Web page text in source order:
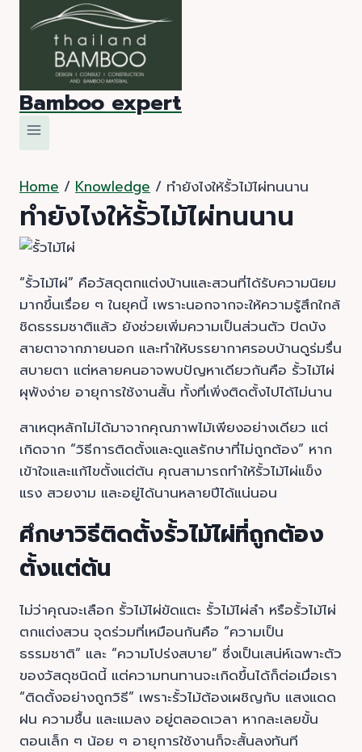
Bamboo expert
Home / Knowledge / ทำยังไงให้รั้วไม้ไผ่ทนนาน
ทำยังไงให้รั้วไม้ไผ่ทนนาน
“รั้วไม้ไผ่” คือวัสดุตกแต่งบ้านและสวนที่ได้รับความนิยม
มากขึ้นเรื่อย ๆ ในยุคนี้ เพราะนอกจากจะให้ความรู้สึกใกล้
ชิดธรรมชาติแล้ว ยังช่วยเพิ่มความเป็นส่วนตัว ปิดบัง
สายตาจากภายนอก และทำให้บรรยากาศรอบบ้านดูร่มรื่น
สบายตา แต่หลายคนอาจพบปัญหาเดียวกันคือ รั้วไม้ไผ่
ผุพังง่าย อายุการใช้งานสั้น ทั้งที่เพิ่งติดตั้งไปได้ไม่นาน
สาเหตุหลักไม่ได้มาจากคุณภาพไม้เพียงอย่างเดียว แต่
เกิดจาก “วิธีการติดตั้งและดูแลรักษาที่ไม่ถูกต้อง” หาก
เข้าใจและแก้ไขตั้งแต่ต้น คุณสามารถทำให้รั้วไม้ไผ่แข็ง
แรง สวยงาม และอยู่ได้นานหลายปีได้แน่นอน
ศึกษาวิธีติดตั้งรั้วไม้ไผ่ที่ถูกต้อง
ตั้งแต่ต้น
ไม่ว่าคุณจะเลือก รั้วไม้ไผ่ขัดแตะ รั้วไม้ไผ่ลำ หรือรั้วไม้ไผ่
ตกแต่งสวน จุดร่วมที่เหมือนกันคือ “ความเป็น
ธรรมชาติ” และ “ความโปร่งสบาย” ซึ่งเป็นเสน่ห์เฉพาะตัว
ของวัสดุชนิดนี้ แต่ความทนทานจะเกิดขึ้นได้ก็ต่อเมื่อเรา
“ติดตั้งอย่างถูกวิธี” เพราะรั้วไม้ต้องเผชิญกับ แสงแดด
ฝน ความชื้น และแมลง อยู่ตลอดเวลา หากละเลยขั้น
ตอนเล็ก ๆ น้อย ๆ อายุการใช้งานก็จะสั้นลงทันที